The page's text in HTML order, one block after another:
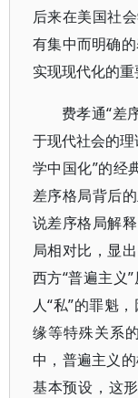
后来在美国社
有集中而明确
实现现代化的重
费孝通“差
于现代社会的
学中国化”的经
差序格局背后
说差序格局解
局相对比，显
西方“普遍主义
人“私”的罪魁
缘等特殊关系
中，普遍主义
基本预设，这